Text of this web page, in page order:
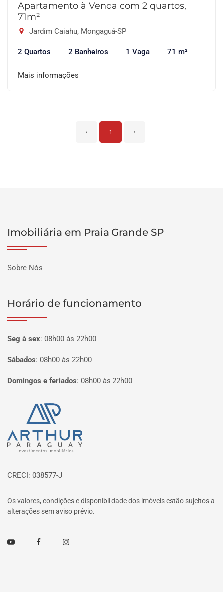
Apartamento à Venda com 2 quartos,
71m²
Jardim Caiahu, Mongaguá-SP
2 Quartos 2 Banheiros 1 Vaga 71 m²
Mais informações
‹ 1 ›
Imobiliária em Praia Grande SP
Sobre Nós
Horário de funcionamento
Seg à sex: 08h00 às 22h00
Sábados: 08h00 às 22h00
Domingos e feriados: 08h00 às 22h00
Página inicial
CRECI: 038577-J
Os valores, condições e disponibilidade dos imóveis estão sujeitos a
alterações sem aviso prévio.
Youtube FacebookInstagram